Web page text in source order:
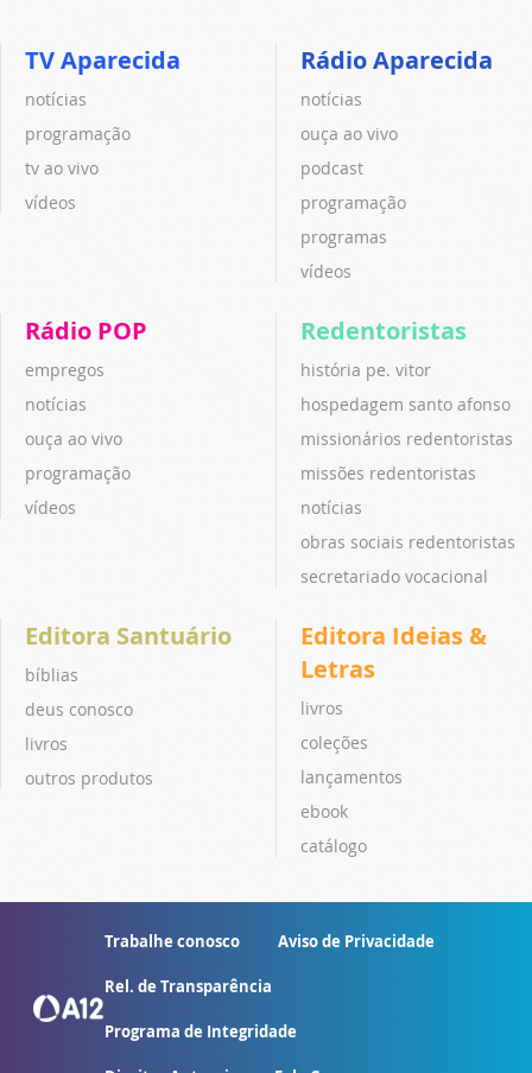
TV Aparecida
notícias
programação
tv ao vivo
vídeos
Rádio Aparecida
notícias
ouça ao vivo
podcast
programação
programas
vídeos
Rádio POP
empregos
notícias
ouça ao vivo
programação
vídeos
Redentoristas
história pe. vitor
hospedagem santo afonso
missionários redentoristas
missões redentoristas
notícias
obras sociais redentoristas
secretariado vocacional
Editora Santuário
bíblias
deus conosco
livros
outros produtos
Editora Ideias &
Letras
livros
coleções
lançamentos
ebook
catálogo
Trabalhe conosco Aviso de Privacidade
Rel. de Transparência
Programa de Integridade